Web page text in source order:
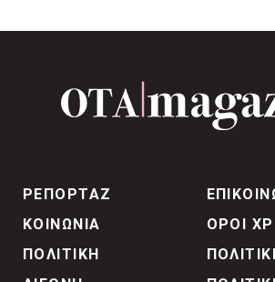
ΡΕΠΟΡΤΑΖ
ΚΟΙΝΩΝΙΑ
ΠΟΛΙΤΙΚΗ
ΟΡΟΙ